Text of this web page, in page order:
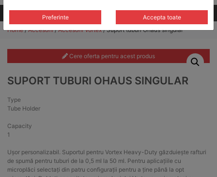
Toate produsele
Home/Accesorii/Accesorii Vortex/ Suport tuburi Ohaus singular
Cere oferta pentru acest produs
SUPORT TUBURI OHAUS SINGULAR
Type
Tube Holder
Capacity
1
Ușor personalizabil. Suportul pentru Vortex Heavy-Duty găzduiește rafturi
de spumă pentru tuburi de la 0,5 ml la 50 ml. Pentru aplicațiile cu
microplăci selectați din patru configurații pentru a ține până la opt
Preferinte Accepta toate